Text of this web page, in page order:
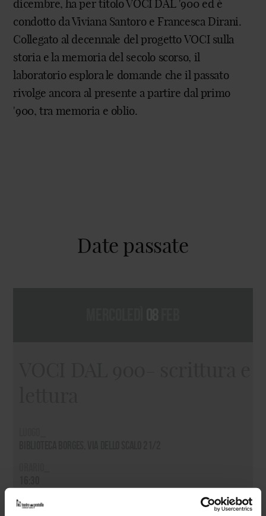
dicembre, ha per titolo VOCI DAL '900 ed è
condotto da Viviana Santoro e Francesca Dirani.
Collegato al decennale del progetto VOCI sulla
storia e la memoria del secolo scorso, il
laboratorio esplora le domande che il passato
rivolge ancora al presente a partire dal primo
'900, tra memoria e oblio.
Date passate